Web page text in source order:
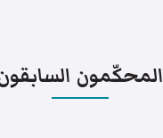
المحكّمون